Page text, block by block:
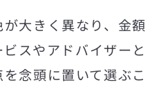
大きく異なり、金額
スやアドバイザーと
念頭に置いて選ぶこ